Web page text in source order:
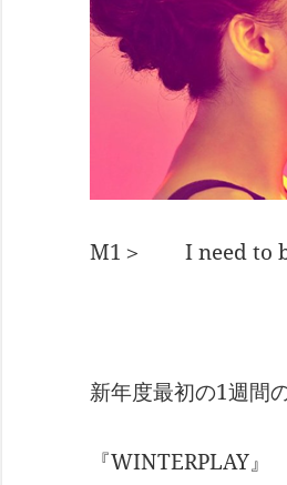
M1＞ I need to
新年度最初の1週間
『WINTERPLAY』